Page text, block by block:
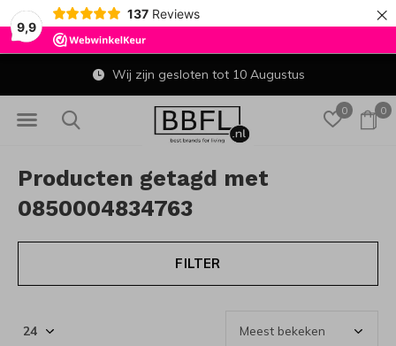
9,9
137 Reviews ×
0 0
Wij zijn gesloten tot 10 Augustus
Producten getagd met
0850004834763
FILTER